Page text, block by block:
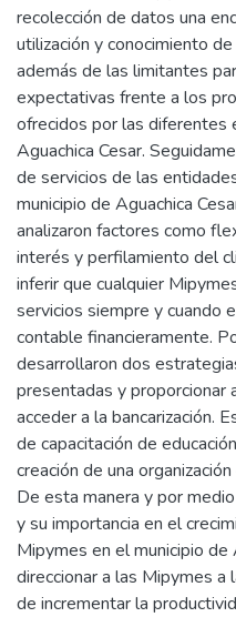
recolección de datos una
utilización y conocimiento
además de las limitantes
expectativas frente a los
ofrecidos por las diferentes
Aguachica Cesar.
de servicios de las
municipio de Aguachica
analizaron factores como
interés y perfilamiento del
inferir que cualquier
servicios siempre y cuando
contable financieramente.
desarrollaron dos
presentadas y proporcionar
acceder a la bancarización.
de capacitación de
creación de una
De esta manera y por
y su importancia en el
Mipymes en el municipio de
direccionar a las Mipymes a
de incrementar la